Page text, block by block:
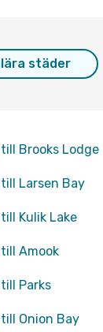
städer
Brooks Lodge
Larsen Bay
Kulik Lake
Amook
Parks
Onion Bay